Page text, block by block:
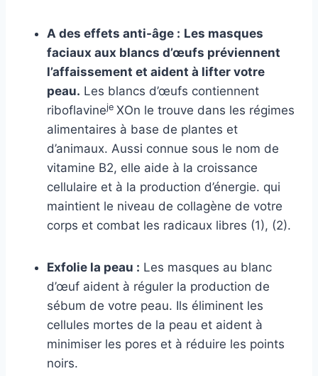
A des effets anti-âge : Les masques
faciaux aux blancs d’œufs préviennent
l’affaissement et aident à lifter votre
peau. Les blancs d’œufs contiennent
riboflavineje XOn le trouve dans les régimes
alimentaires à base de plantes et
d’animaux. Aussi connue sous le nom de
vitamine B2, elle aide à la croissance
cellulaire et à la production d’énergie. qui
maintient le niveau de collagène de votre
corps et combat les radicaux libres (1), (2).
Exfolie la peau : Les masques au blanc
d’œuf aident à réguler la production de
sébum de votre peau. Ils éliminent les
cellules mortes de la peau et aident à
minimiser les pores et à réduire les points
noirs.